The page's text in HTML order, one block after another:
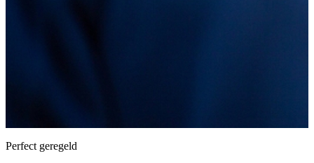
Perfect geregeld